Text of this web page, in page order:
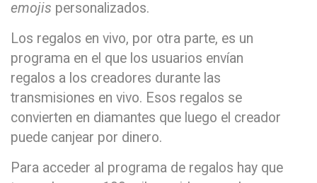
emojis personalizados.
Los regalos en vivo, por otra parte, es un
programa en el que los usuarios envían
regalos a los creadores durante las
transmisiones en vivo. Esos regalos se
convierten en diamantes que luego el creador
puede canjear por dinero.
Para acceder al programa de regalos hay que